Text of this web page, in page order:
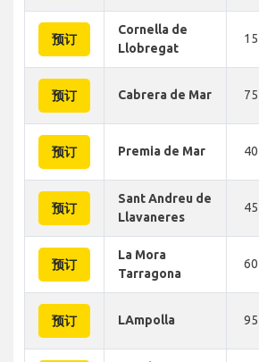
预订
Cornella de
Llobregat
15
预订 Cabrera de Mar 75
预订 Premia de Mar 40
预订
Sant Andreu de
Llavaneres
45
预订
La Mora
Tarragona
60
预订 LAmpolla 95